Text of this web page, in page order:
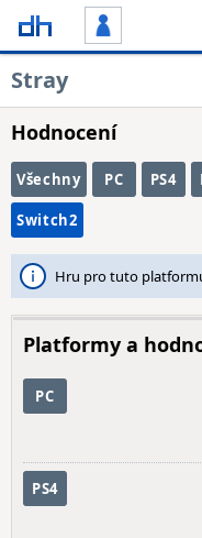
Stray
Hodnocení
Všechny PC PS4
Switch2
Hru pro tuto
Platformy a
PC
PS4